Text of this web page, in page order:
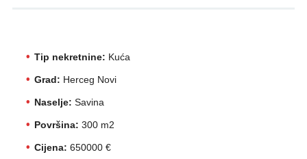
Tip nekretnine: Kuća
Grad: Herceg Novi
Naselje: Savina
Površina: 300 m2
Cijena: 650000 €